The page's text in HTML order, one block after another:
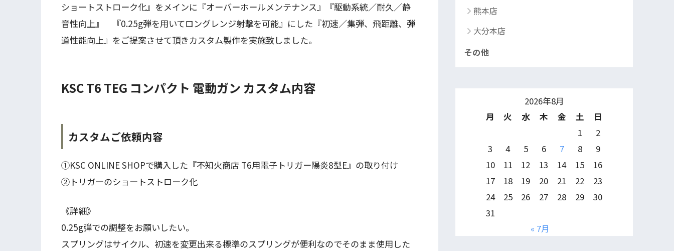
ショートストローク化』をメインに『オーバーホールメンテナンス』『駆動系統／耐久／静
音性向上』 『0.25g弾を用いてロングレンジ射撃を可能』にした『初速／集弾、飛距離、弾
道性能向上』をご提案させて頂きカスタム製作を実施致しました。
KSC T6 TEG コンパクト 電動ガン カスタム内容
カスタムご依頼内容
①KSC ONLINE SHOPで購入した『不知火商店 T6用電子トリガー陽炎8型E』の取り付け
②トリガーのショートストローク化
《詳細》
0.25g弾での調整をお願いしたい。
スプリングはサイクル、初速を変更出来る標準のスプリングが便利なのでそのまま使用した
熊本店
大分本店
その他
2026年8月
月
火 水 木 金 土
日
1
2
3
4 5 6 7 8
9
10
11 12 13 14 15
16
17
18 19 20 21 22
23
24
25 26 27 28 29
30
31
« 7月